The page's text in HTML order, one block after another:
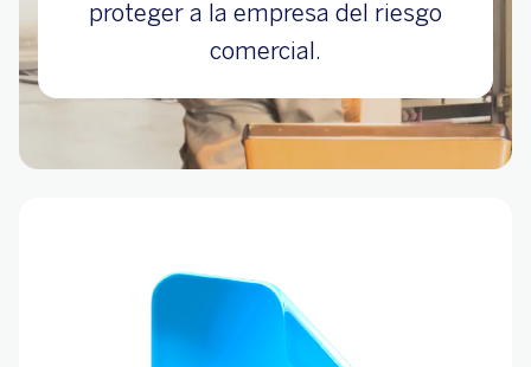
proteger a la empresa del riesgo
comercial.